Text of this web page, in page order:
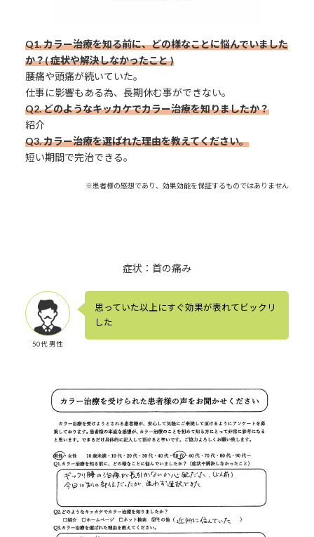
Q1. カラー治療を知る前に、どの様なことに悩んでいました
か？( 症状や解決しなかったこと )
腰痛や頭痛が続いていた。
仕事に影響もある為、長期休む事ができない。
Q2. どのようなキッカケでカラー治療を知りましたか？
紹介
Q3.カラー治療を選ばれた理由を教えてください。
短い期間で完治できる。
※患者様の感想であり、効果効能を保証するものではありません
症状：首の痛み
50代 男性
思っていた以上にすぐ効果が表れてビックリ
した